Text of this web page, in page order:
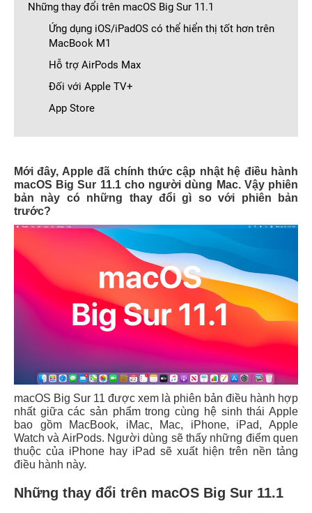
Những thay đổi trên macOS Big Sur 11.1
Ứng dụng iOS/iPadOS có thể hiển thị tốt hơn trên
MacBook M1
Hỗ trợ AirPods Max
Đối với Apple TV+
App Store
Mới đây, Apple đã chính thức cập nhật hệ điều hành
macOS Big Sur 11.1 cho người dùng Mac. Vậy phiên
bản này có những thay đổi gì so với phiên bản
trước?
macOS Big Sur 11 được xem là phiên bản điều hành hợp
nhất giữa các sản phẩm trong cùng hệ sinh thái Apple
bao gồm MacBook, iMac, Mac, iPhone, iPad, Apple
Watch và AirPods. Người dùng sẽ thấy những điểm quen
thuộc của iPhone hay iPad sẽ xuất hiện trên nền tảng
điều hành này.
Những thay đổi trên macOS Big Sur 11.1